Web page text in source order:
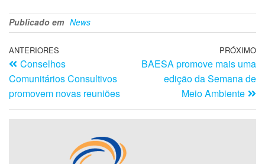
Publicado em News
ANTERIORES
Conselhos
Comunitários Consultivos
promovem novas reuniões
PRÓXIMO
BAESA promove mais uma
edição da Semana de
Meio Ambiente